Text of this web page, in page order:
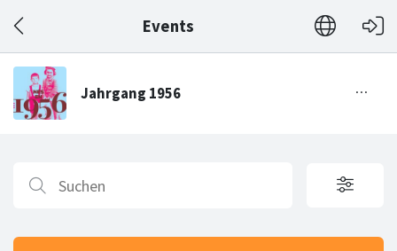
Events